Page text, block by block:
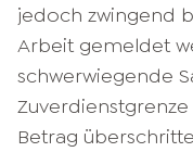
jedoch zwingend
Arbeit gemeldet
schwerwiegende
Betrag